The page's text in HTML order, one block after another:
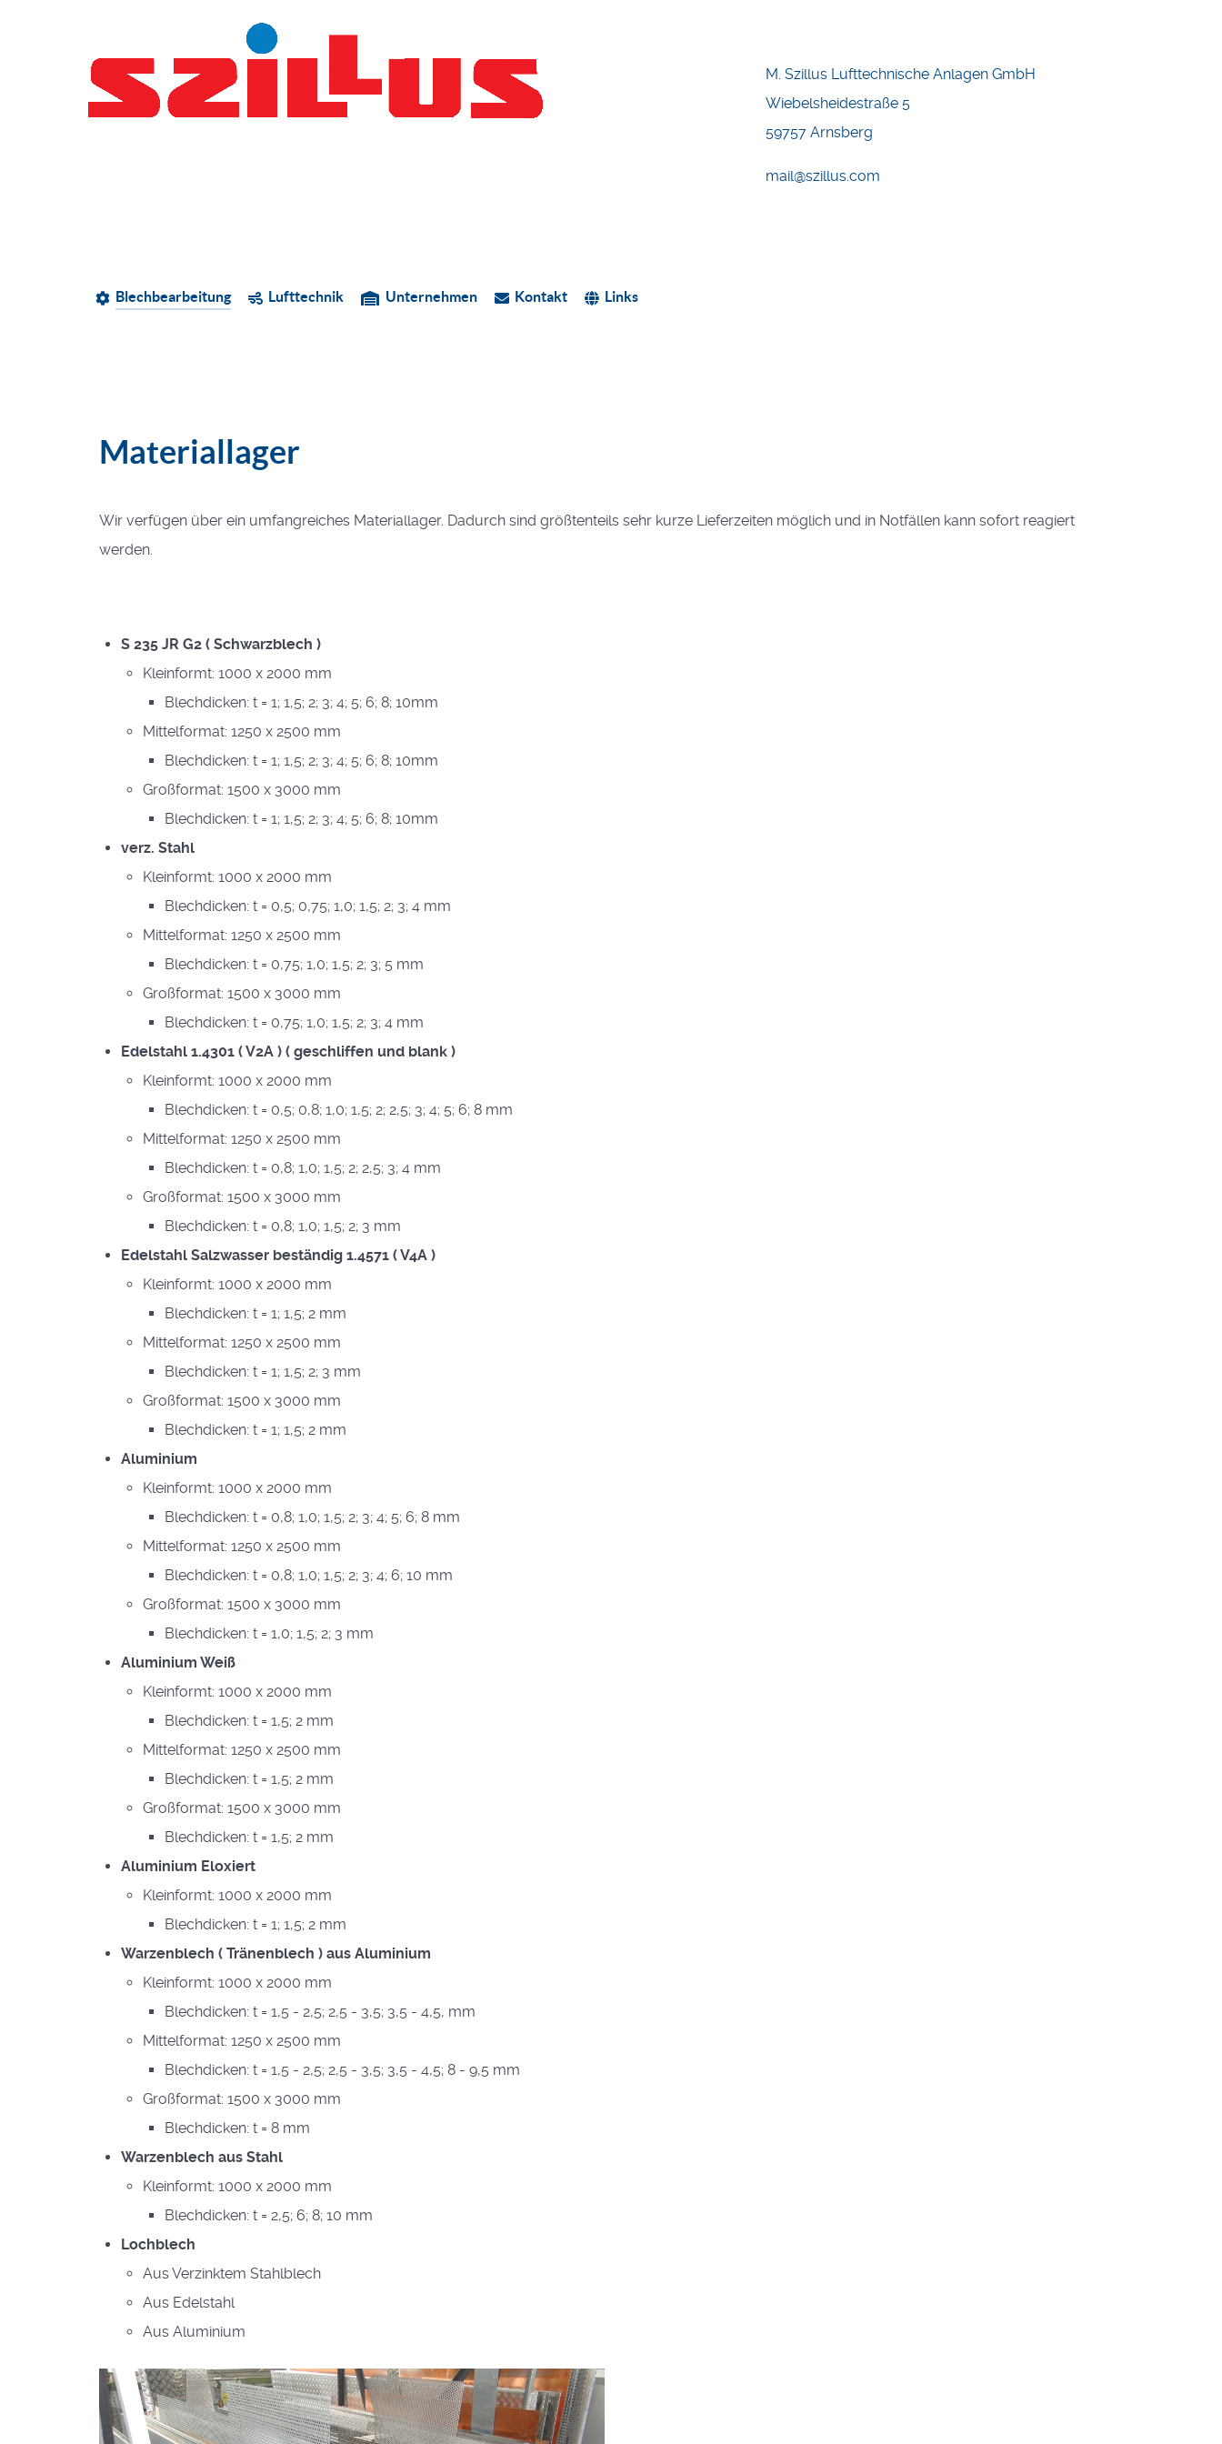
M. Szillus Lufttechnische Anlagen GmbH
Wiebelsheidestraße 5
59757 Arnsberg
mail@szillus.com
Blechbearbeitung Lufttechnik Unternehmen Kontakt Links
Materiallager
Wir verfügen über ein umfangreiches Materiallager. Dadurch sind größtenteils sehr kurze Lieferzeiten möglich und in Notfällen kann sofort reagiert
werden.
S 235 JR G2 ( Schwarzblech )
Kleinformt: 1000 x 2000 mm
Blechdicken: t = 1; 1,5; 2; 3; 4; 5; 6; 8; 10mm
Mittelformat: 1250 x 2500 mm
Blechdicken: t = 1; 1,5; 2; 3; 4; 5; 6; 8; 10mm
Großformat: 1500 x 3000 mm
Blechdicken: t = 1; 1,5; 2; 3; 4; 5; 6; 8; 10mm
verz. Stahl
Kleinformt: 1000 x 2000 mm
Blechdicken: t = 0,5; 0,75; 1,0; 1,5; 2; 3; 4 mm
Mittelformat: 1250 x 2500 mm
Blechdicken: t = 0,75; 1,0; 1,5; 2; 3; 5 mm
Großformat: 1500 x 3000 mm
Blechdicken: t = 0,75; 1,0; 1,5; 2; 3; 4 mm
Edelstahl 1.4301 ( V2A ) ( geschliffen und blank )
Kleinformt: 1000 x 2000 mm
Blechdicken: t = 0,5; 0,8; 1,0; 1,5; 2; 2,5; 3; 4; 5; 6; 8 mm
Mittelformat: 1250 x 2500 mm
Blechdicken: t = 0,8; 1,0; 1,5; 2; 2,5; 3; 4 mm
Großformat: 1500 x 3000 mm
Blechdicken: t = 0,8; 1,0; 1,5; 2; 3 mm
Edelstahl Salzwasser beständig 1.4571 ( V4A )
Kleinformt: 1000 x 2000 mm
Blechdicken: t = 1; 1,5; 2 mm
Mittelformat: 1250 x 2500 mm
Blechdicken: t = 1; 1,5; 2; 3 mm
Großformat: 1500 x 3000 mm
Blechdicken: t = 1; 1,5; 2 mm
Aluminium
Kleinformt: 1000 x 2000 mm
Blechdicken: t = 0,8; 1,0; 1,5; 2; 3; 4; 5; 6; 8 mm
Mittelformat: 1250 x 2500 mm
Blechdicken: t = 0,8; 1,0; 1,5; 2; 3; 4; 6; 10 mm
Großformat: 1500 x 3000 mm
Blechdicken: t = 1,0; 1,5; 2; 3 mm
Aluminium Weiß
Kleinformt: 1000 x 2000 mm
Blechdicken: t = 1,5; 2 mm
Mittelformat: 1250 x 2500 mm
Blechdicken: t = 1,5; 2 mm
Großformat: 1500 x 3000 mm
Blechdicken: t = 1,5; 2 mm
Aluminium Eloxiert
Kleinformt: 1000 x 2000 mm
Blechdicken: t = 1; 1,5; 2 mm
Warzenblech ( Tränenblech ) aus Aluminium
Kleinformt: 1000 x 2000 mm
Blechdicken: t = 1,5 - 2,5; 2,5 - 3,5; 3,5 - 4,5, mm
Mittelformat: 1250 x 2500 mm
Blechdicken: t = 1,5 - 2,5; 2,5 - 3,5; 3,5 - 4,5; 8 - 9,5 mm
Großformat: 1500 x 3000 mm
Blechdicken: t = 8 mm
Warzenblech aus Stahl
Kleinformt: 1000 x 2000 mm
Blechdicken: t = 2,5; 6; 8; 10 mm
Lochblech
Aus Verzinktem Stahlblech
Aus Edelstahl
Aus Aluminium